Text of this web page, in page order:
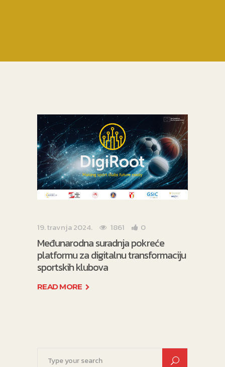
19. travnja 2024. 1861 0
Međunarodna suradnja pokreće
platformu za digitalnu transformaciju
sportskih klubova
READ MORE